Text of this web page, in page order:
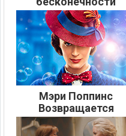
Мэри Поппинс
Возвращается